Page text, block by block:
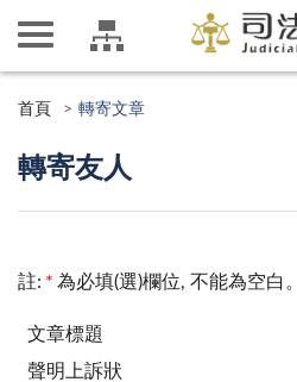
首頁 轉寄文章
轉寄友人
註: * 為必填(選)欄位, 不能為空白。
文章標題
聲明上訴狀